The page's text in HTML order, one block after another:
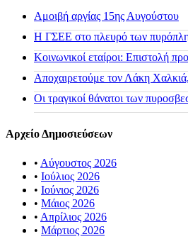
Αμοιβή αργίας 15ης Αυγούστου
H ΓΣΕΕ στο πλευρό των
Κοινωνικοί εταίροι: Επιστολή
Αποχαιρετούμε τον Λάκη
Οι τραγικοί θάνατοι των
Αρχείο Δημοσιεύσεων
• Αύγουστος 2026
• Ιούλιος 2026
• Ιούνιος 2026
• Μάιος 2026
• Απρίλιος 2026
• Μάρτιος 2026